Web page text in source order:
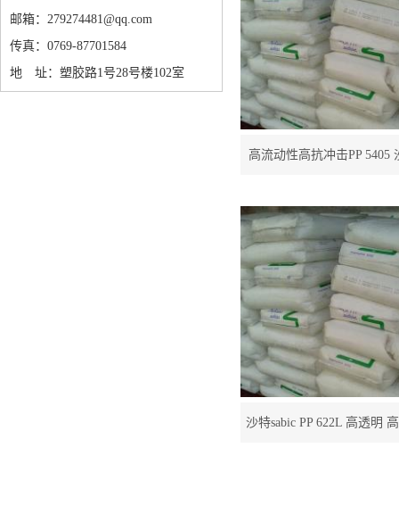
邮箱：279274481@qq.com
传真：0769-87701584
地 址：塑胶路1号28号楼102室
高流动性高抗冲击PP 5405
沙特sabic PP 622L 高透明